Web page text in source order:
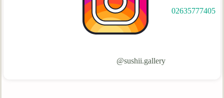
02635777405
sushii.gallery@